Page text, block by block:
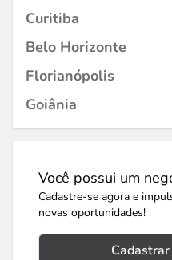
Curitiba
Belo Horizonte
Florianópolis
Goiânia
Você possui um
Cadastre-se agora e
novas oportunidades!